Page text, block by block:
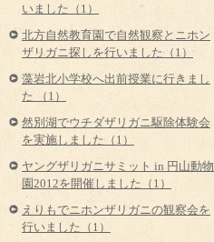
いました（1）
北方自然教育園で自然観察とニホン
ザリガニ探しを行いました（1）
藻岩北小学校へ出前授業に行きまし
た （1）
然別湖でウチダザリガニ駆除体験会
を実施しました（1）
ヤングザリガニサミット in 円山動物
園2012を開催しました（1）
えりもでニホンザリガニの観察会を
行いました（1）